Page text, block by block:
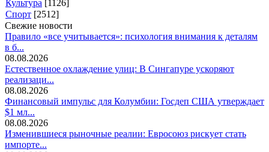
Культура [1126]
Спорт [2512]
Свежие новости
Правило «все учитывается»: психология внимания к деталям
в б...
08.08.2026
Естественное охлаждение улиц: В Сингапуре ускоряют
реализаци...
08.08.2026
Финансовый импульс для Колумбии: Госдеп США утверждает
$1 мл...
08.08.2026
Изменившиеся рыночные реалии: Евросоюз рискует стать
импорте...